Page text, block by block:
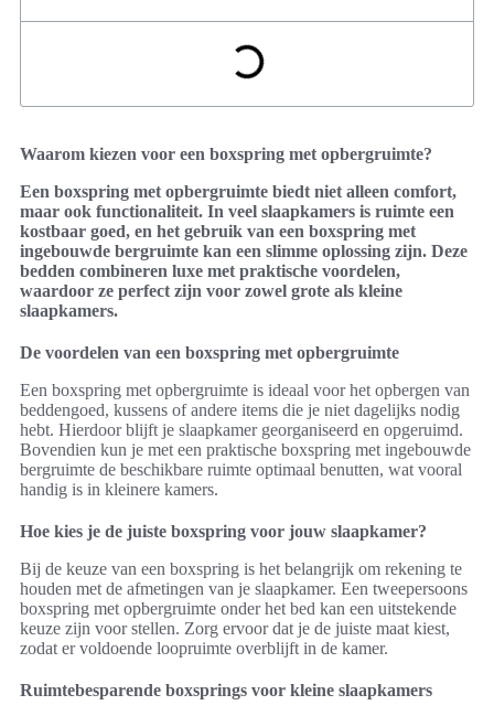
Waarom kiezen voor een boxspring met opbergruimte?
Een boxspring met opbergruimte biedt niet alleen comfort,
maar ook functionaliteit. In veel slaapkamers is ruimte een
kostbaar goed, en het gebruik van een boxspring met
ingebouwde bergruimte kan een slimme oplossing zijn. Deze
bedden combineren luxe met praktische voordelen,
waardoor ze perfect zijn voor zowel grote als kleine
slaapkamers.
De voordelen van een boxspring met opbergruimte
Een boxspring met opbergruimte is ideaal voor het opbergen van
beddengoed, kussens of andere items die je niet dagelijks nodig
hebt. Hierdoor blijft je slaapkamer georganiseerd en opgeruimd.
Bovendien kun je met een praktische boxspring met ingebouwde
bergruimte de beschikbare ruimte optimaal benutten, wat vooral
handig is in kleinere kamers.
Hoe kies je de juiste boxspring voor jouw slaapkamer?
Bij de keuze van een boxspring is het belangrijk om rekening te
houden met de afmetingen van je slaapkamer. Een tweepersoons
boxspring met opbergruimte onder het bed kan een uitstekende
keuze zijn voor stellen. Zorg ervoor dat je de juiste maat kiest,
zodat er voldoende loopruimte overblijft in de kamer.
Ruimtebesparende boxsprings voor kleine slaapkamers